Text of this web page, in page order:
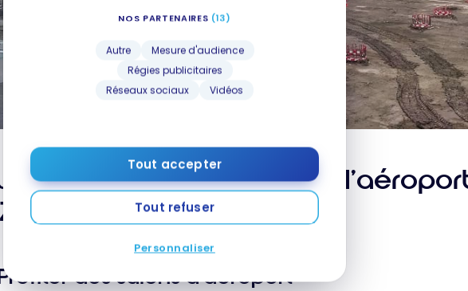
NOS PARTENAIRES (13)
Autre
Mesure d'audience
Régies publicitaires
Réseaux sociaux
Vidéos
Tout accepter
Tout refuser
Personnaliser
escale à l’intérieur de
des salons d’aéroport